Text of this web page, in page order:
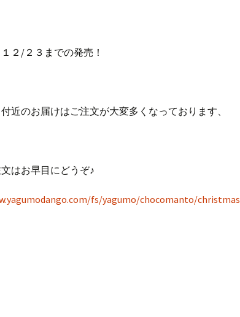
２/２３までの発売！
近のお届けはご注文が大変多くなっております、
はお早目にどうぞ♪
fs/yagumo/chocomanto/christmas